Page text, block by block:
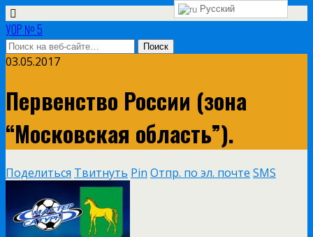
УОР № 5
03.05.2017
Первенство России (зона
“Московская область”).
Поделиться Твитнуть Pin Отпр. по эл. почте SMS
Русский